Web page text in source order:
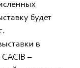
будет
в
–